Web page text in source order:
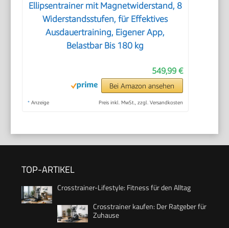
Ellipsentrainer mit Magnetwiderstand, 8
Widerstandsstufen, für Effektives
Ausdauertraining, Eigener App,
Belastbar Bis 180 kg
549,99 €
Bei Amazon ansehen
* Anzeige Preis inkl. MwSt., zzgl. Versandkosten
TOP-ARTIKEL
Crosstrainer-Lifestyle: Fitness für den Alltag
Crosstrainer kaufen: Der Ratgeber für
Zuhause